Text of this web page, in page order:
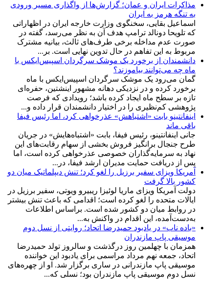
مذاکرات ایران و عمان؛ گزارش‌ها از واگذاری مسیر ورودی
به تنگه هرمز به ایران
اسماعیل بقایی، سخنگوی وزارت خارجه ایران در اظهاراتی
که تلویحا دونالد ترامپ هدف آن به نظر می‌رسد، گفته در
صورت عدم مداخله برخی طرف‌های ثالث، بیانیه مشترک
مربوط به این تفاهم در حال تدوین نهایی است. بر...
دانشمندان از برخورد یک موشک سرگردان اسپیس‌ایکس با
ماه چه می‌توانند بیاموزند؟
گمان می‌رود یک موشک سرگردان اسپیس‌ایکس با ماه
برخورد کرده و در نزدیکی دهانه مشهور اینشتین، حفره‌ای
تازه بر سطح ماه ایجاد کرده باشد؛ رویدادی که فرصت
پژوهشی کم‌نظیری را در اختیار دانشمندان قرار داده و...
اینفانتینو بابت «اشتباهش» عذرخواهی کرد، اما رئیس فیفا
باقی ماند
جانی اینفانتینو، رئیس فیفا، بابت «اشتباه‌هایش» در جریان
طرح جنجال برانگیز فروش بخشی از سهام رقابت‌های این
نهاد به سرمایه‌گذاران خصوصی عذرخواهی کرده است، اما
پس از دریافت حمایت مدیران ارشد فیفا، در...
آمریکا ویزای سفیر برزیل را لغو کرد؛ تنش دیپلماتیک میان دو
کشور بالا گرفت
دولت آمریکا ویزای ماریا لوئیزا ریبیرو ویوتی، سفیر برزیل در
ایالات متحده را لغو کرده است؛ اقدامی که باعث تنش بیشتر
در روابط میان دو کشور شده است. براساس اطلاعات
به‌دست‌آمده، این اقدام در واکنش به...
«باده ناب» در یادبود حمیدرضا اتحاد؛ روایتی از نسل دوم
موسیقی پاپ مازندران
همزمان با چهلمین روز درگذشت و سالروز تولد حمیدرضا
اتحاد، جمعه نهم مرداد مراسمی برای یادبود این خواننده
موسیقی پاپ مازندرانی در ساری برگزار شد. او از چهره‌های
نسل دوم موسیقی پاپ مازندران بود؛ نسلی که...